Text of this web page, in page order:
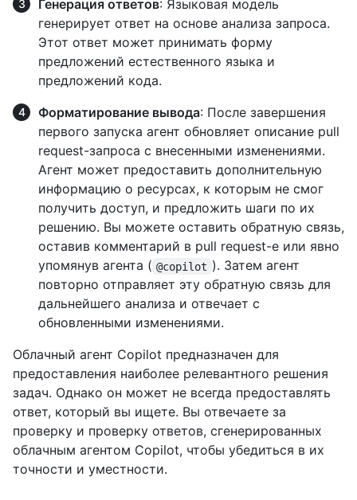
Генерация ответов: Языковая модель
генерирует ответ на основе анализа запроса.
Этот ответ может принимать форму
предложений естественного языка и
предложений кода.
Форматирование вывода: После завершения
первого запуска агент обновляет описание pull
request-запроса с внесенными изменениями.
Агент может предоставить дополнительную
информацию о ресурсах, к которым не смог
получить доступ, и предложить шаги по их
решению. Вы можете оставить обратную связь,
оставив комментарий в pull request-е или явно
упомянув агента ( @copilot ). Затем агент
повторно отправляет эту обратную связь для
дальнейшего анализа и отвечает с
обновленными изменениями.
Облачный агент Copilot предназначен для
предоставления наиболее релевантного решения
задач. Однако он может не всегда предоставлять
ответ, который вы ищете. Вы отвечаете за
проверку и проверку ответов, сгенерированных
облачным агентом Copilot, чтобы убедиться в их
точности и уместности.